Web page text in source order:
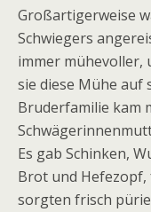
Großartigerweise
Schwiegers
immer mühevoller,
sie diese Mühe auf
Bruderfamilie kam
Es gab Schinken,
Brot und
sorgten frisch